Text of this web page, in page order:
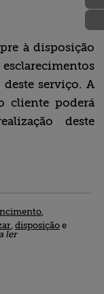
à disposição
deste serviço. A
cliente poderá
deste
,
disposição e
ler